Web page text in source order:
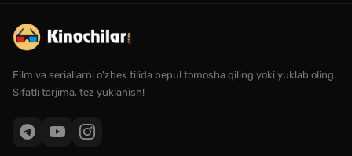
Film va seriallarni o'zbek tilida bepul tomosha qiling yoki yuklab oling.
Sifatli tarjima, tez yuklanish!